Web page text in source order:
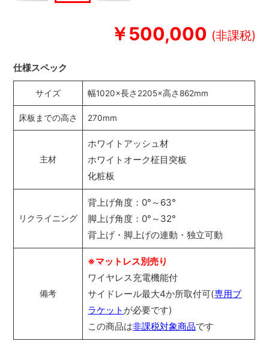
￥500,000
仕様スペック
サイズ 幅1020×長さ2205×高さ862mm
床板までの高さ 270mm
主材
ホワイトアッシュ材
ホワイトオーク柾目突板
化粧板
リクライニング
背上げ角度：0°～63°
脚上げ角度：0°～32°
背上げ・脚上げの連動・独立可動
備考
※マットレス別売り
ワイヤレス充電機能付
サイドレール最大4か所取付可(専用ブ
ラケット が必要です)
この商品は非課税対象商品です